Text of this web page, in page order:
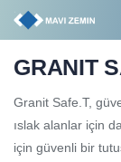
GRANIT
Granit Safe.T,
ıslak alanlar için
için güvenli bir